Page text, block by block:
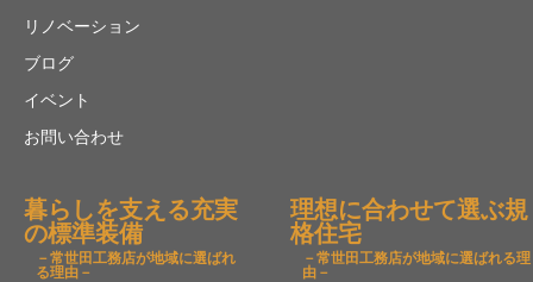
リノベーション
ブログ
イベント
お問い合わせ
暮らしを支える充実
の標準装備
－常世田工務店が地域に選ばれ
る理由－
理想に合わせて選ぶ規
格住宅
－常世田工務店が地域に選ばれる理
由－